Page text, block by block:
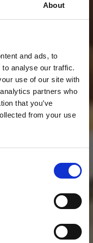
About
and ads, to
analyse our traffic.
use of our site with
partners who
that you’ve
from your use